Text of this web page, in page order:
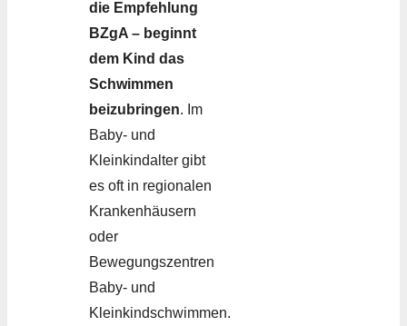
die Empfehlung
BZgA – beginnt
dem Kind das
Schwimmen
beizubringen. Im
Baby- und
Kleinkindalter gibt
es oft in regionalen
Krankenhäusern
oder
Bewegungszentren
Baby- und
Kleinkindschwimmen.